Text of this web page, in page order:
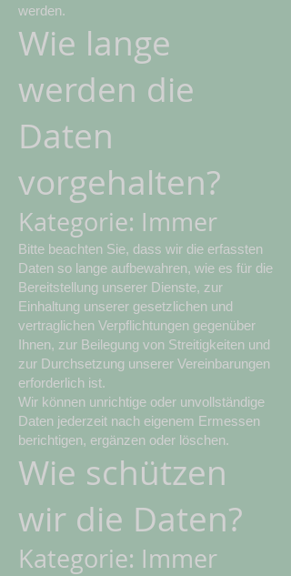
werden.
Wie lange
werden die
Daten
vorgehalten?
Kategorie: Immer
Bitte beachten Sie, dass wir die erfassten
Daten so lange aufbewahren, wie es für die
Bereitstellung unserer Dienste, zur
Einhaltung unserer gesetzlichen und
vertraglichen Verpflichtungen gegenüber
Ihnen, zur Beilegung von Streitigkeiten und
zur Durchsetzung unserer Vereinbarungen
erforderlich ist.
Wir können unrichtige oder unvollständige
Daten jederzeit nach eigenem Ermessen
berichtigen, ergänzen oder löschen.
Wie schützen
wir die Daten?
Kategorie: Immer